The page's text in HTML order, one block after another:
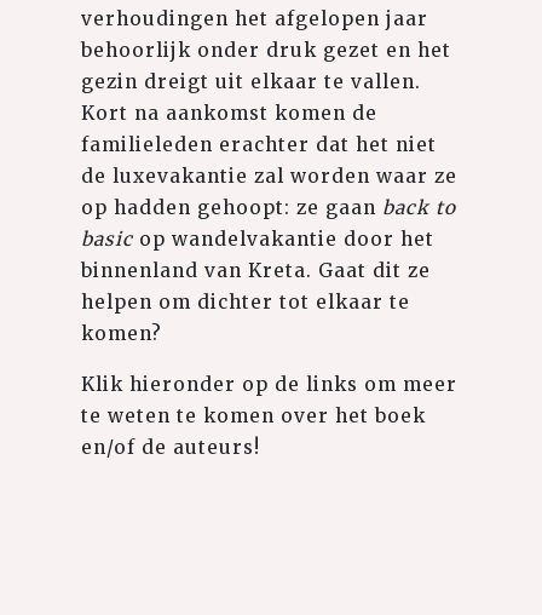
verhoudingen het afgelopen jaar
behoorlijk onder druk gezet en het
gezin dreigt uit elkaar te vallen.
Kort na aankomst komen de
familieleden erachter dat het niet
de luxevakantie zal worden waar ze
op hadden gehoopt: ze gaan back to
basic op wandelvakantie door het
binnenland van Kreta. Gaat dit ze
helpen om dichter tot elkaar te
komen?
Klik hieronder op de links om meer
te weten te komen over het boek
en/of de auteurs!